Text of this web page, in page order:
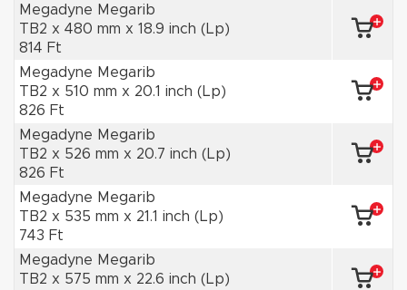
Megadyne Megarib
TB2 x 480 mm x 18.9 inch (Lp)
814 Ft
Megadyne Megarib
TB2 x 510 mm x 20.1 inch (Lp)
826 Ft
Megadyne Megarib
TB2 x 526 mm x 20.7 inch (Lp)
826 Ft
Megadyne Megarib
TB2 x 535 mm x 21.1 inch (Lp)
743 Ft
Megadyne Megarib
TB2 x 575 mm x 22.6 inch (Lp)